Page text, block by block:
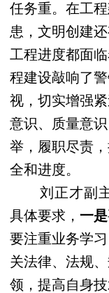
任务重。在工
患，文明创建
工程进度都面
程建设敲响了
视，切实增强
意识、质量意
举，履职尽责
全和进度。
刘正才副
具体要求， 一是
要注重业务学
关法律、法规
领，提高自身